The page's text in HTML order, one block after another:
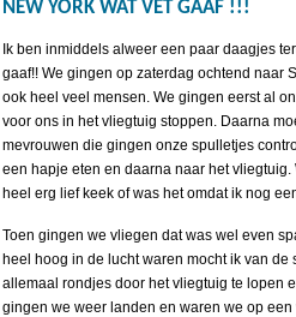
NEW YORK WAT VET GAAF !!!
Ik ben inmiddels alweer een paar daagjes
gaaf!! We gingen op zaterdag ochtend naar
ook heel veel mensen. We gingen eerst al
voor ons in het vliegtuig stoppen. Daarna
mevrouwen die gingen onze spulletjes
een hapje eten en daarna naar het
heel erg lief keek of was het omdat ik nog
Toen gingen we vliegen dat was wel even
heel hoog in de lucht waren mocht ik van
allemaal rondjes door het vliegtuig te lopen
gingen we weer landen en waren we op